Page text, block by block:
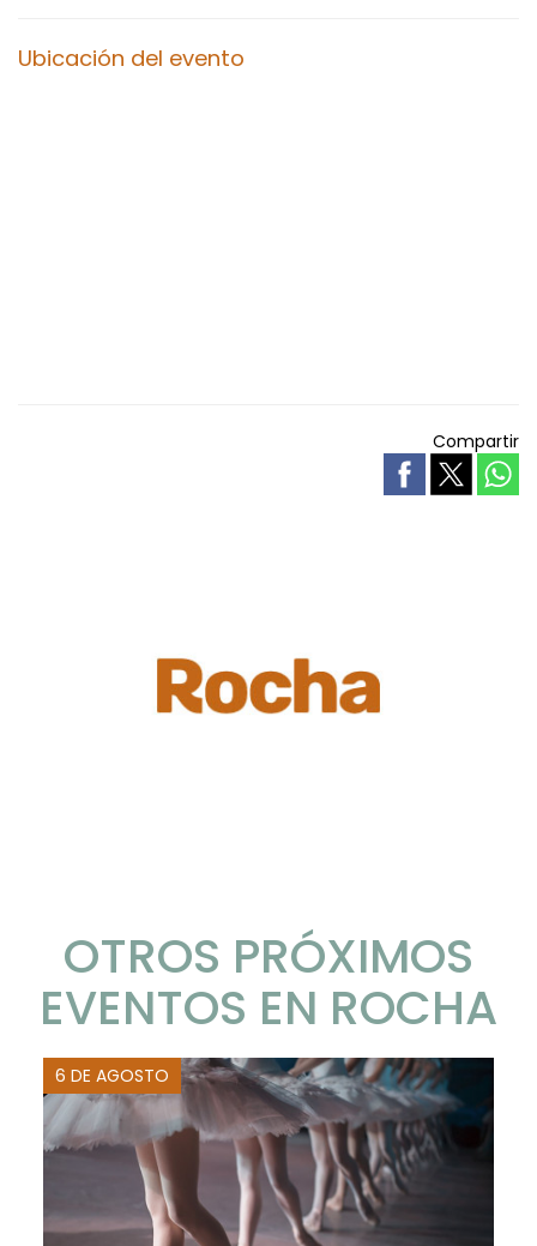
Ubicación del evento
Compartir
OTROS PRÓXIMOS
EVENTOS EN ROCHA
6 DE AGOSTO